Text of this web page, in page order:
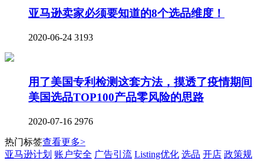
亚马逊卖家必须要知道的8个选品维度！
2020-06-24 3193
用了美国专利检测这套方法，摸透了疫情期间
美国选品TOP100产品零风险的思路
2020-07-16 2976
热门标签查看更多>
亚马逊计划 账户安全 广告引流 Listing优化 选品 开店 政策规